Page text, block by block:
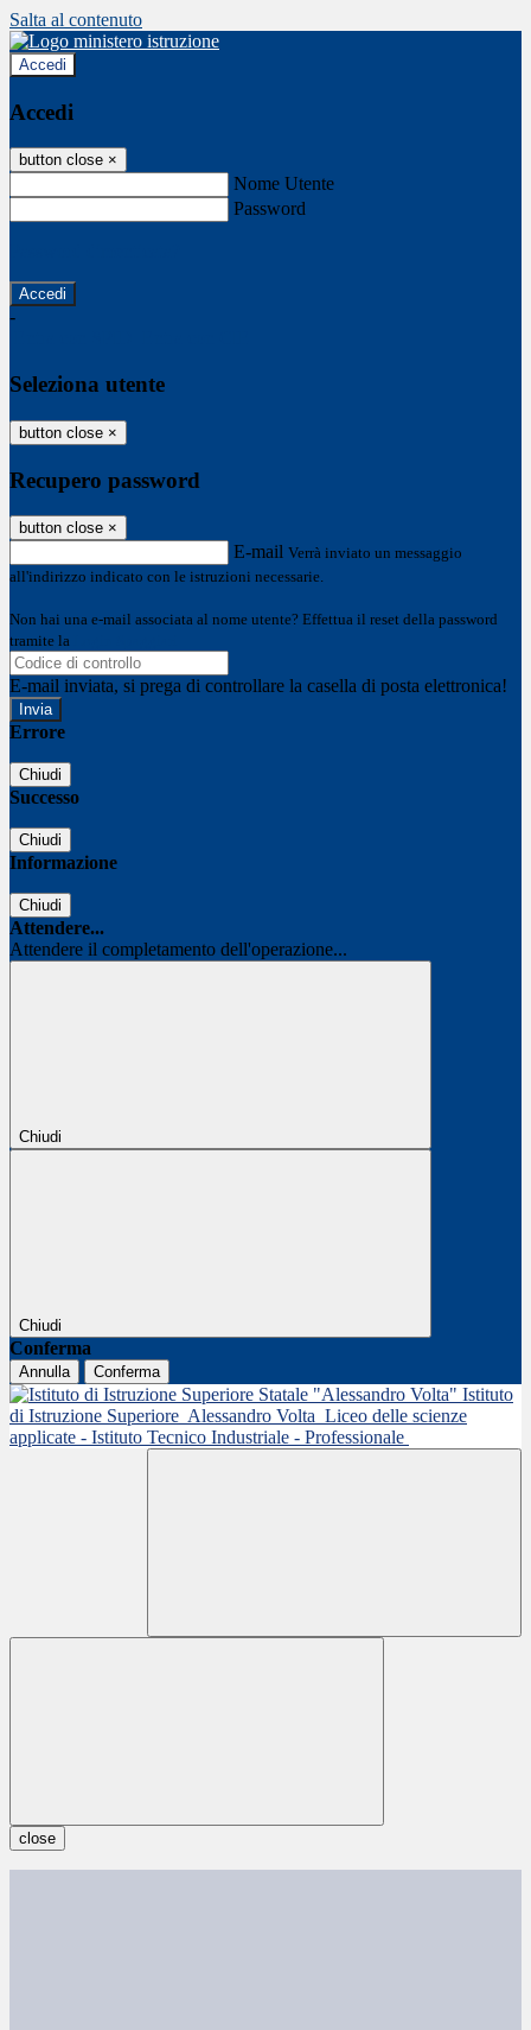
Salta al contenuto
Accedi
Accedi
button close ×
Nome Utente
Password
-
Seleziona utente
button close ×
Recupero password
button close ×
E-mail Verrà inviato un messaggio
all'indirizzo indicato con le istruzioni necessarie.
Non hai una e-mail associata al nome utente? Effettua il reset della password
tramite la
E-mail inviata, si prega di controllare la casella di posta elettronica!
Errore
Chiudi
Successo
Chiudi
Informazione
Chiudi
Attendere...
Attendere il completamento dell'operazione...
Chiudi
Chiudi
Conferma
Annulla Conferma
Istituto
di Istruzione Superiore Alessandro Volta Liceo delle scienze
applicate - Istituto Tecnico Industriale - Professionale
close